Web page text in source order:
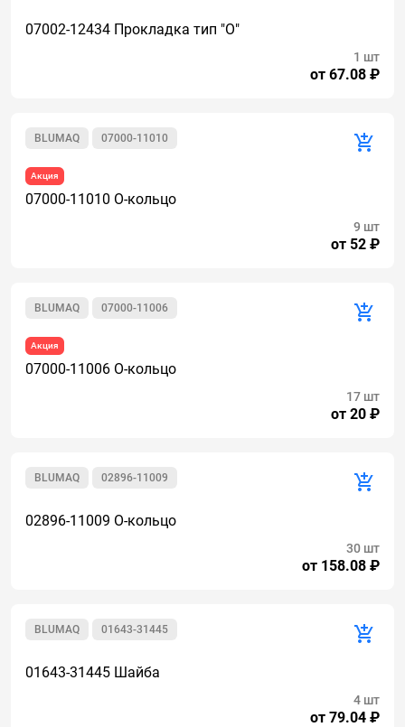
07002-12434 Прокладка тип "О"
от 67.08 ₽
1 шт
07000-11010
BLUMAQ
Акция
07000-11010 О-кольцо
от 52 ₽
9 шт
07000-11006
BLUMAQ
Акция
07000-11006 О-кольцо
от 20 ₽
17 шт
02896-11009
BLUMAQ
02896-11009 О-кольцо
от 158.08 ₽
30 шт
01643-31445
BLUMAQ
01643-31445 Шайба
от 79.04 ₽
4 шт